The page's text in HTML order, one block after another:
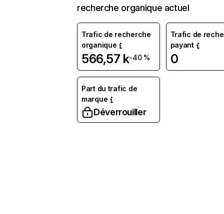
recherche organique actuel
Trafic de recherche
organique
566,57 k-40 %
Trafic de
payant
0
Part du trafic de
marque
Déverrouiller